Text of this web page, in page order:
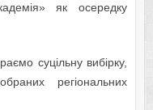
як осередку
суцільну вибірку,
регіональних